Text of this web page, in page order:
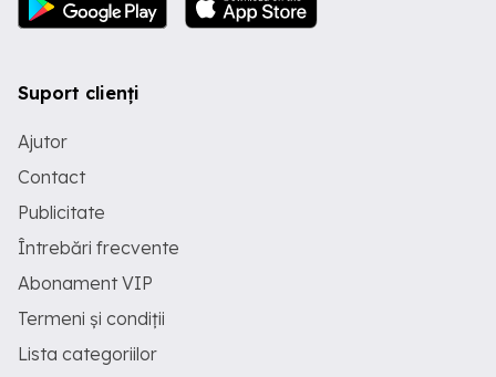
Suport clienți
Ajutor
Contact
Publicitate
Întrebări frecvente
Abonament VIP
Termeni și condiții
Lista categoriilor